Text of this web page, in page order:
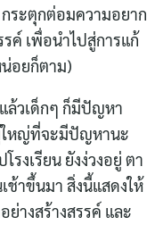
ระตุกต่อมความอยาก
ค์ เพื่อนำไปสู่การแก้
อยก็ตาม)
ล้วเด็กๆ ก็มีปัญหา
ใหญ่ที่จะมีปัญหานะ
รงเรียน ยังง่วงอยู่ ตา
ช้าขึ้นมา สิ่งนี้แสดงให้
ย่างสร้างสรรค์ และ